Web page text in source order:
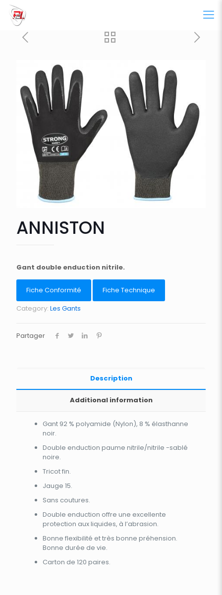
ANNISTON
Gant double enduction nitrile.
Fiche Conformité
Fiche Technique
Category: Les Gants
Partager
Description
Additional information
Gant 92 % polyamide (Nylon), 8 % élasthanne
noir.
Double enduction paume nitrile/nitrile -sablé
noire.
Tricot fin.
Jauge 15.
Sans coutures.
Double enduction offre une excellente
protection aux liquides, à l’abrasion.
Bonne flexibilité et très bonne préhension.
Bonne durée de vie.
Carton de 120 paires.